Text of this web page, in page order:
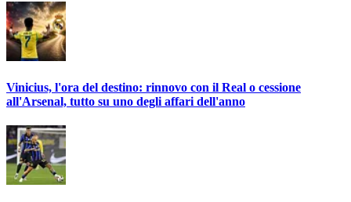
Vinicius, l'ora del destino: rinnovo con il Real o cessione
all'Arsenal, tutto su uno degli affari dell'anno